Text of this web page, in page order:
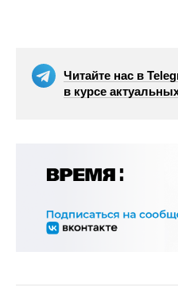
Читайте нас в
в курсе